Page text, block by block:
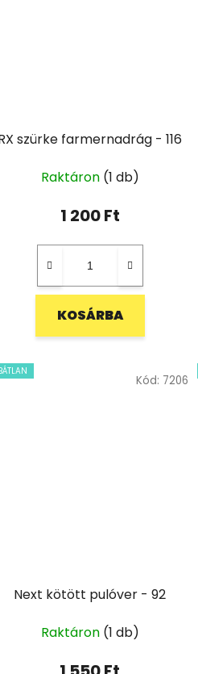
szürke farmernadrág - 116
Raktáron (1 db)
1 200 Ft
KOSÁRBA
Next kötött pulóver - 92
Raktáron (1 db)
Kód: 7206